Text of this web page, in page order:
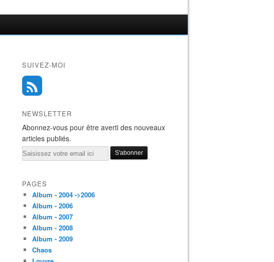
SUIVEZ-MOI
NEWSLETTER
Abonnez-vous pour être averti des nouveaux
articles publiés.
Email
PAGES
Album - 2004 ->2006
Album - 2006
Album - 2007
Album - 2008
Album - 2009
Chaos